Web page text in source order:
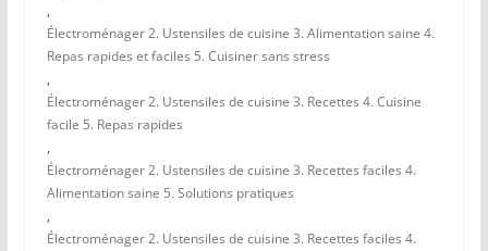
,
Électroménager 2. Ustensiles de cuisine 3. Alimentation saine 4.
Repas rapides et faciles 5. Cuisiner sans stress
,
Électroménager 2. Ustensiles de cuisine 3. Recettes 4. Cuisine
facile 5. Repas rapides
,
Électroménager 2. Ustensiles de cuisine 3. Recettes faciles 4.
Alimentation saine 5. Solutions pratiques
,
Électroménager 2. Ustensiles de cuisine 3. Recettes faciles 4.